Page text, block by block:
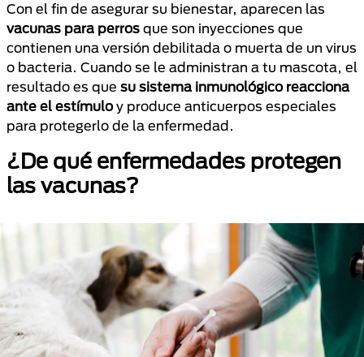
Con el fin de asegurar su bienestar, aparecen las
vacunas para perros que son inyecciones que
contienen una versión debilitada o muerta de un virus
o bacteria. Cuando se le administran a tu mascota, el
resultado es que su sistema inmunológico reacciona
ante el estímuloy produce anticuerpos especiales
para protegerlo de la enfermedad.
¿De qué enfermedades protegen
las vacunas?